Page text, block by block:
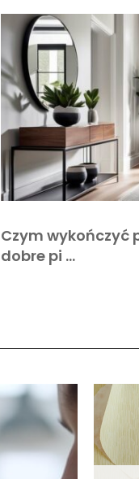
Czym wykończyć
dobre pi …